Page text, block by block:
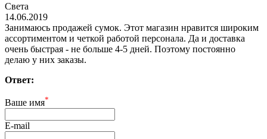
Света
14.06.2019
Занимаюсь продажей сумок. Этот магазин нравится широким
ассортиментом и четкой работой персонала. Да и доставка
очень быстрая - не больше 4-5 дней. Поэтому постоянно
делаю у них заказы.
Ответ:
Ваше имя*
E-mail